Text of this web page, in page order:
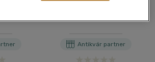
Antikvár partner